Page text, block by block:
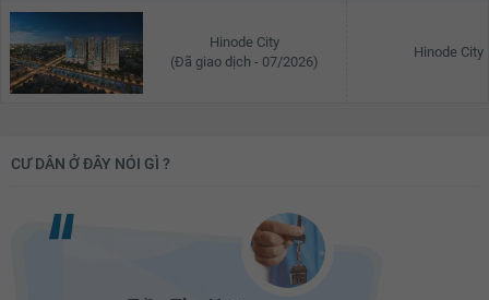
Hinode City
(Đã giao dịch - 07/2026)
Hinode City
CƯ DÂN Ở ĐÂY NÓI GÌ ?